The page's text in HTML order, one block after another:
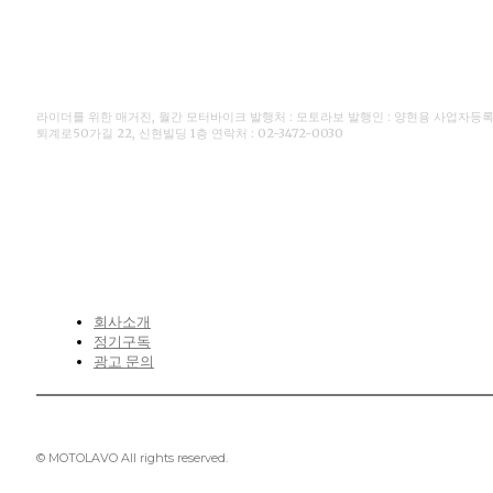
라이더를 위한 매거진, 월간 모터바이크 발행처 : 모토라보 발행인 : 양현용 사업자등
퇴계로50가길 22, 신현빌딩 1층 연락처 : 02-3472-0030
회사소개
정기구독
광고 문의
© MOTOLAVO All rights reserved.